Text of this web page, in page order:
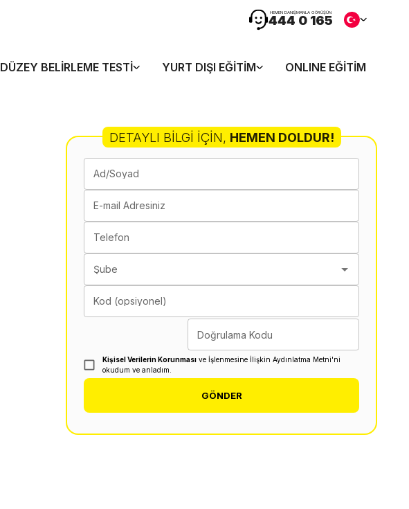
HEMEN DANIŞMANLA GÖRÜŞÜN
444 0 165
DÜZEY BELIRLEME TESTI YURT DIŞI EĞITIM ONLINE EĞITIM
DETAYLI BILGI İÇIN, HEMEN DOLDUR!
Ad/Soyad
E-mail Adresiniz
Telefon
Şube
Kod (opsiyonel)
Doğrulama Kodu
Kişisel Verilerin Korunması ve İşlenmesine İlişkin Aydınlatma Metni'ni
okudum ve anladım.
GÖNDER